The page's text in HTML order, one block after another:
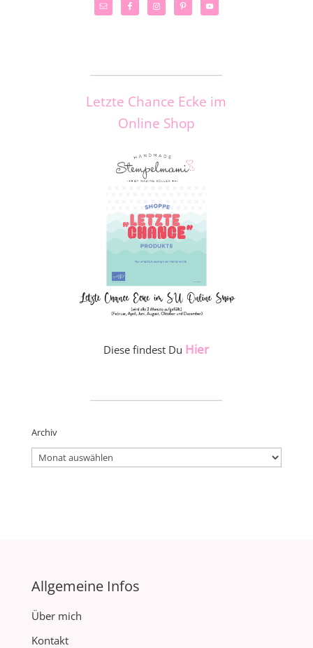
Letzte Chance Ecke im
Online Shop
Diese findest Du Hier
Archiv
Archiv
Allgemeine Infos
Über mich
Kontakt